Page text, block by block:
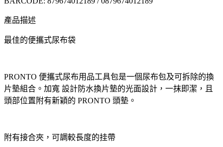
產品描述
最佳的便攜式尿布袋
PRONTO 便攜式尿布用品工具包是一個尿布包及可拆除的換
片墊組合。加寬 設計防水換片墊的光面設計，一抹即潔，且
頭部位置附有新穎的 PRONTO 頭墊。
附有接合夾，可調較長度的挂帶